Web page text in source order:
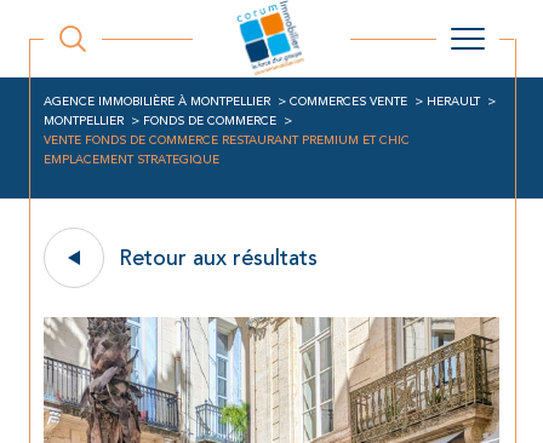
AGENCE IMMOBILIÈRE À MONTPELLIER COMMERCES VENTE
HERAULT
MONTPELLIER
FONDS DE COMMERCE
VENTE FONDS DE COMMERCE RESTAURANT PREMIUM ET CHIC
EMPLACEMENT STRATEGIQUE
Retour aux résultats